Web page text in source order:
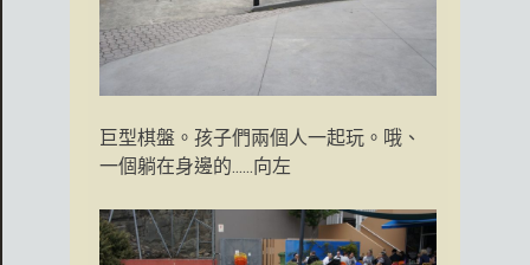
巨型棋盤。孩子們兩個人一起玩。哦、
一個躺在身邊的......向左